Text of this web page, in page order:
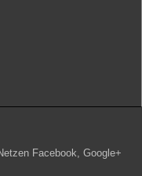
Facebook, Google+